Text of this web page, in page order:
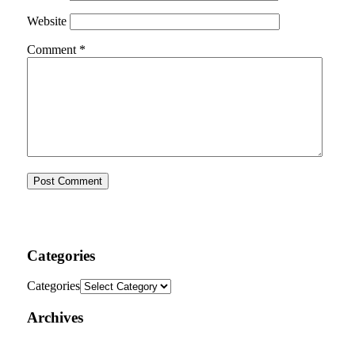
Website
Comment *
Categories
Categories
Archives